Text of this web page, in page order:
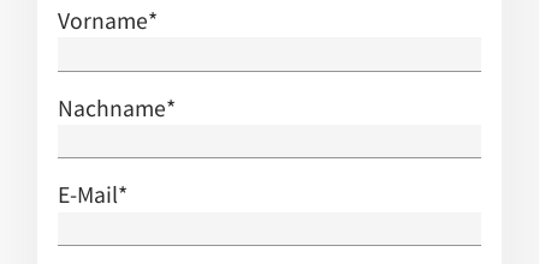
Vorname*
Nachname*
E-Mail*